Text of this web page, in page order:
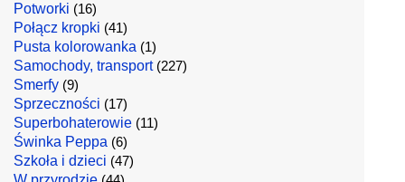
Potworki (16)
Połącz kropki (41)
Pusta kolorowanka (1)
Samochody, transport(227)
Smerfy (9)
Sprzeczności (17)
Superbohaterowie (11)
Świnka Peppa (6)
Szkoła i dzieci (47)